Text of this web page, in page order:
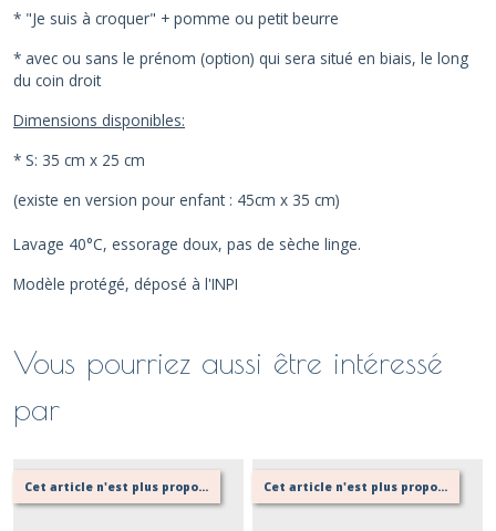
* "Je suis à croquer" + pomme ou petit beurre
* avec ou sans le prénom (option) qui sera situé en biais, le long
du coin droit
Dimensions disponibles:
* S: 35 cm x 25 cm
(existe en version pour enfant : 45cm x 35 cm)
Lavage 40°C, essorage doux, pas de sèche linge.
Modèle protégé, déposé à l'INPI
Vous pourriez aussi être intéressé
par
Cet article n'est plus proposé, retournez au menu principal ou contactez moi! Cet article n'est plus proposé, retournez au menu principal ou contactez moi!